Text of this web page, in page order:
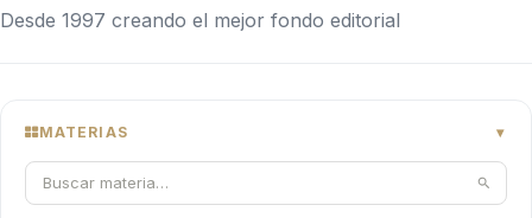
Desde 1997 creando el mejor fondo editorial
MATERIAS